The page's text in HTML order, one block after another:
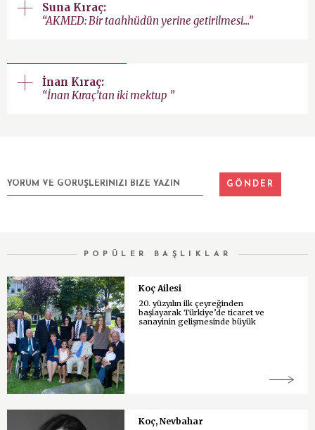
Suna Kıraç:
“AKMED: Bir taahhüdün yerine getirilmesi...”
İnan Kıraç:
“İnan Kıraç’tan iki mektup ”
POPÜLER BAŞLIKLAR
Koç Ailesi
20. yüzyılın ilk çeyreğinden
başlayarak Türkiye’de ticaret ve
sanayinin gelişmesinde büyük
Koç, Nevbahar